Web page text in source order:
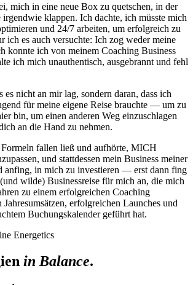
mich in eine neue Box zu quetschen, in der
klappen. Ich dachte, ich müsste mich
und 24/7 arbeiten, um erfolgreich zu
ich es auch versuchte: Ich zog weder meine
konnte ich von meinem Coaching Business
ich mich unauthentisch, ausgebrannt und fehl
es nicht an mir lag, sondern daran, dass ich
für meine eigene Reise brauchte — um zu
bin, um einen anderen Weg einzuschlagen
an die Hand zu nehmen.
Formeln fallen ließ und aufhörte, MICH
und stattdessen mein Business meiner
anfing, in mich zu investieren — erst dann fing
wilde) Businessreise für mich an, die mich
zu einem erfolgreichen Coaching
Jahresumsätzen, erfolgreichen Launches und
Buchungskalender geführt hat.
Energetics
in Balance.